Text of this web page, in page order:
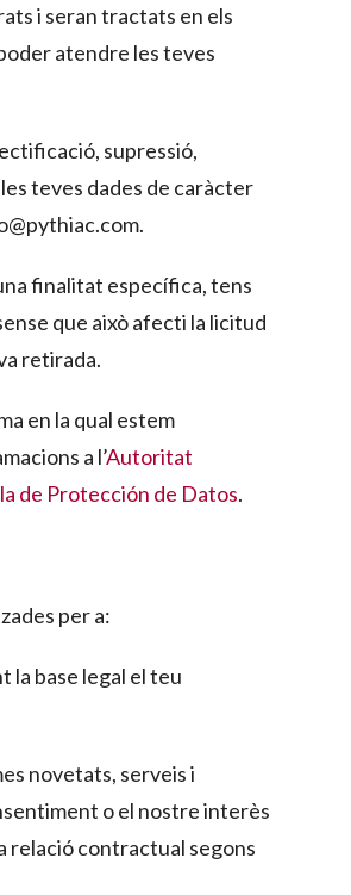
i seran tractats en els
atendre les teves
supressió,
teves dades de caràcter
finalitat específica, tens
que això afecti la licitud
retirada.
en la qual estem
a l’Autoritat
de Protección de Datos.
per a:
la base legal el teu
novetats, serveis i
o el nostre interès
relació contractual segons